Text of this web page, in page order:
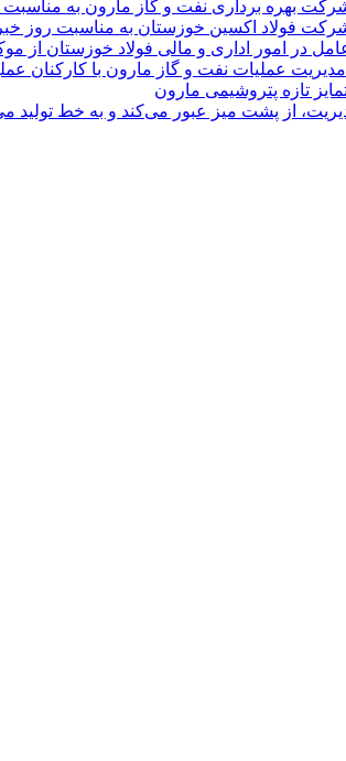
بهره برداری نفت و گاز مارون به مناسبت
فولاد اکسین خوزستان به مناسبت روز
در امور اداری و مالی فولاد خوزستان از
عملیات نفت و گاز مارون با کارکنان
تازه پتروشیمی مارون
از پشت میز عبور می‌کند و به خط تولید